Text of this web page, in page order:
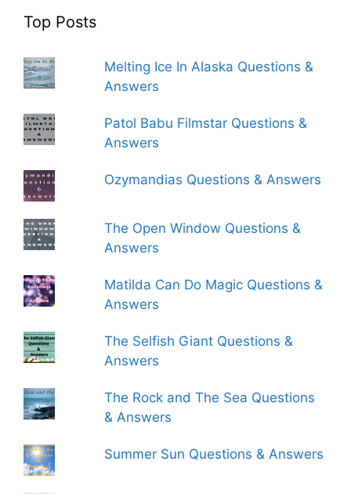
Top Posts
Melting Ice In Alaska Questions &
Answers
Patol Babu Filmstar Questions &
Answers
Ozymandias Questions & Answers
The Open Window Questions &
Answers
Matilda Can Do Magic Questions &
Answers
The Selfish Giant Questions &
Answers
The Rock and The Sea Questions
& Answers
Summer Sun Questions & Answers